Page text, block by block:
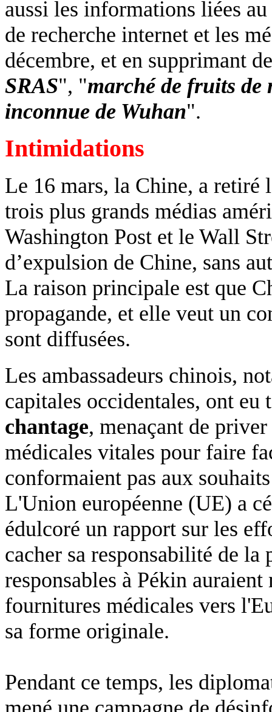
aussi les informations liées
de recherche internet et les
décembre, et en supprimant
SRAS", "marché de fruits de
inconnue de Wuhan".
Intimidations
Le 16 mars, la Chine, a retiré
trois plus grands médias
Washington Post et le Wall
d’expulsion de Chine, sans
La raison principale est que
propagande, et elle veut un
sont diffusées.
Les ambassadeurs chinois,
capitales occidentales, ont
chantage, menaçant de
médicales vitales pour faire
conformaient pas aux
L'Union européenne (UE) a
édulcoré un rapport sur les
cacher sa responsabilité de
responsables à Pékin
fournitures médicales vers
sa forme originale.
Pendant ce temps, les